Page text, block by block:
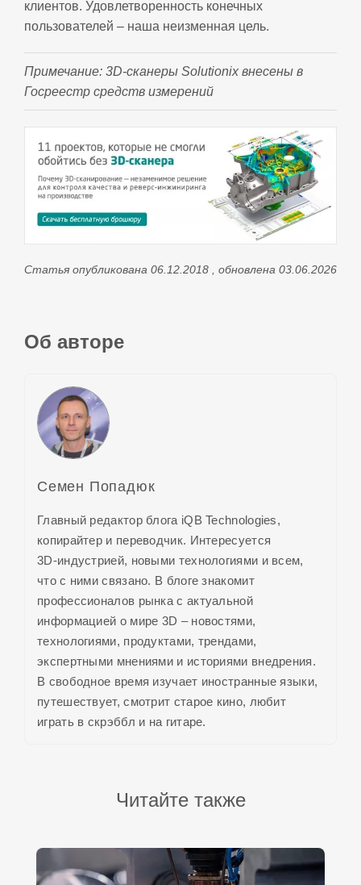
клиентов. Удовлетворенность конечных
пользователей – наша неизменная цель.
Примечание: 3D-сканеры Solutionix внесены в
Госреестр средств измерений
Статья опубликована 06.12.2018 , обновлена 03.06.2026
Об авторе
Семен Попадюк
Главный редактор блога iQB Technologies,
копирайтер и переводчик. Интересуется
3D-индустрией, новыми технологиями и всем,
что с ними связано. В блоге знакомит
профессионалов рынка с актуальной
информацией о мире 3D – новостями,
технологиями, продуктами, трендами,
экспертными мнениями и историями внедрения.
В свободное время изучает иностранные языки,
путешествует, смотрит старое кино, любит
играть в скрэббл и на гитаре.
Читайте также